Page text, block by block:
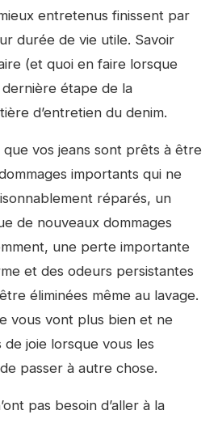
entretenus finissent par
durée de vie utile. Savoir
(et quoi en faire lorsque
étape de la
d’entretien du denim.
que vos jeans sont prêts à être
importants qui ne
réparés, un
de nouveaux dommages
une perte importante
et des odeurs persistantes
éliminées même au lavage.
vous vont plus bien et ne
joie lorsque vous les
passer à autre chose.
pas besoin d’aller à la